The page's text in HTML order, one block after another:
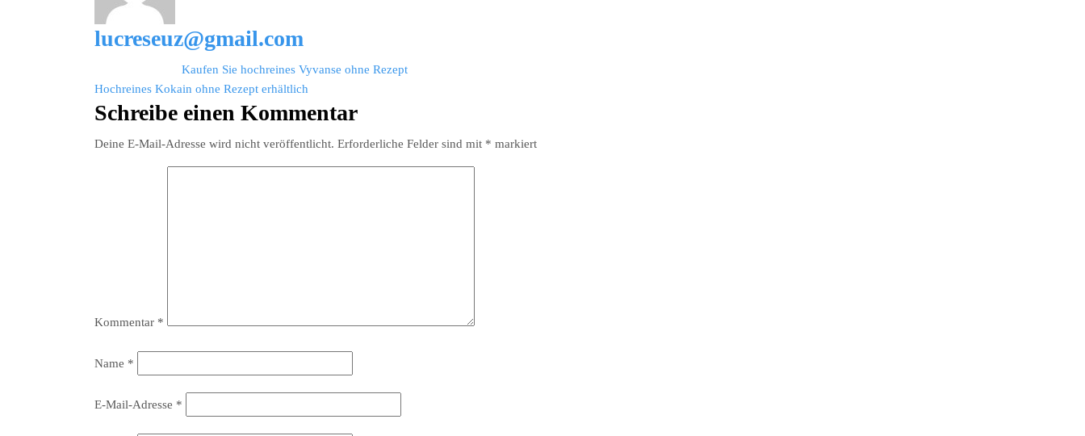
Nähe
lucreseuz@gmail.com
Beitragsnavigation
Kaufen Sie hochreines Vyvanse ohne Rezept
Hochreines Kokain ohne Rezept erhältlich
Schreibe einen Kommentar
Deine E-Mail-Adresse wird nicht veröffentlicht. Erforderliche Felder sind mit * markiert
Kommentar *
Name *
E-Mail-Adresse *